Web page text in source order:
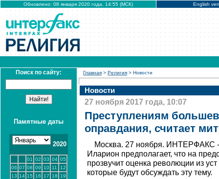
Обновлено: 08 января 2020 года, 14:55 (МСК) English
Поиск по сайту:
Памятные даты
2020
01 02 03 04 05
06 07 08 09 10 11
12
13 14 15 16 17 18
19
Главная > Религия > Новости
Новости
27 ноября 2017 года, 10:07
Преступлениям
оправдания, считает
Москва. 27 ноября. ИНТЕРФАКС
Иларион предполагает, что на
прозвучит оценка революции из
которые будут обсуждать эту тему.